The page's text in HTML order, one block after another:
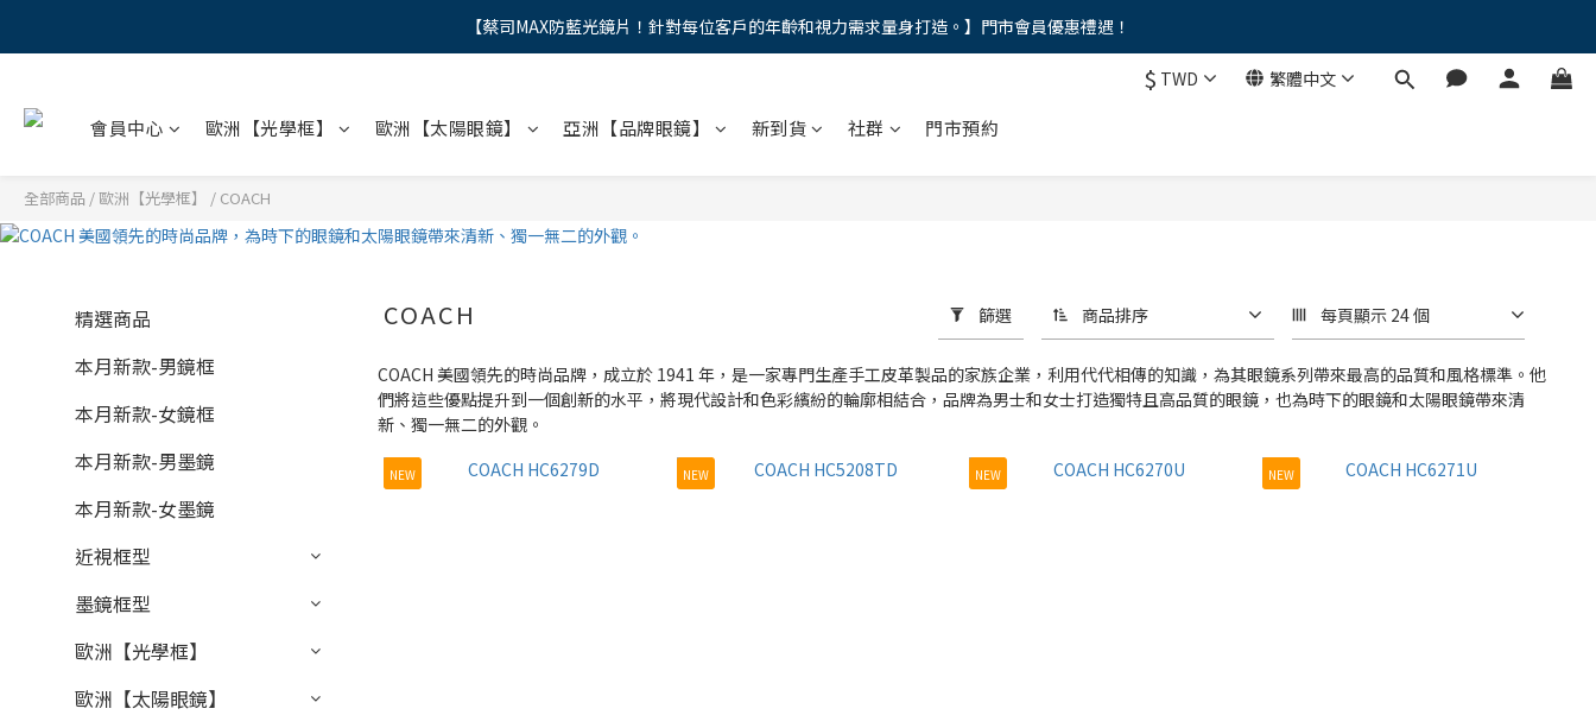
"馬年新章續寫，視界品味進階，限時禮遇 9 折無上限，12期分期免手續費。。
【蔡司MAX防藍光鏡片！針對每位客戶的年齡和視力需求量身打造。】門市會員優惠禮遇！
$ TWD 繁體中文
會員中心 歐洲【光學框】 歐洲【太陽眼鏡】 亞洲【品牌眼鏡】 新到貨 社群 門市預約
全部商品 /歐洲【光學框】 / COACH
精選商品
本月新款-男鏡框
本月新款-女鏡框
本月新款-男墨鏡
本月新款-女墨鏡
近視框型
墨鏡框型
歐洲【光學框】
歐洲【太陽眼鏡】
COACH 篩選 商品排序 每頁顯示 24 個
COACH 美國領先的時尚品牌，成立於 1941 年，是一家專門生產手工皮革製品的家族企業，利用代代相傳的知識，為其眼鏡系列帶來最高的品質和風格標準。他
們將這些優點提升到一個創新的水平，將現代設計和色彩繽紛的輪廓相結合，品牌為男士和女士打造獨特且高品質的眼鏡，也為時下的眼鏡和太陽眼鏡帶來清
新、獨一無二的外觀。
NEW NEW NEW NEW